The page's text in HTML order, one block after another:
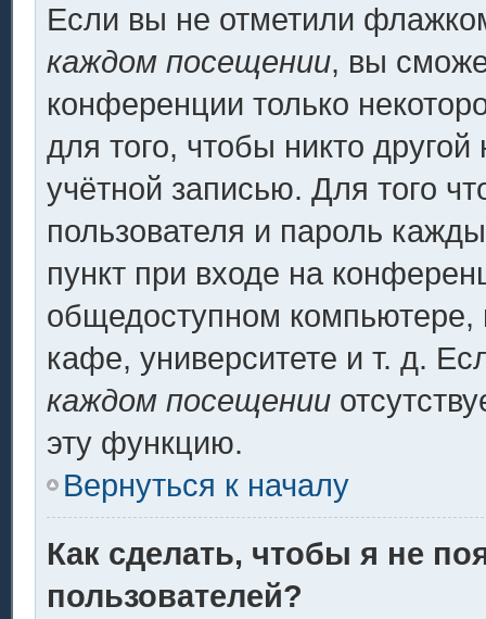
Если вы не отметили
каждом посещении, вы
конференции только
для того, чтобы никто
учётной записью. Для того
пользователя и пароль
пункт при входе на
общедоступном компьютере,
кафе, университете и т. д.
каждом посещении
эту функцию.
Вернуться к началу
Как сделать, чтобы я не
пользователей?